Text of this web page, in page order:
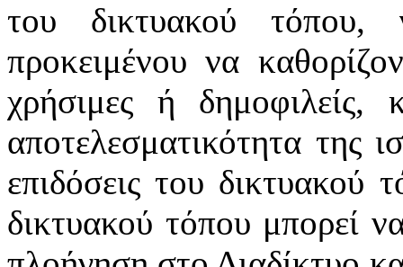
του δικτυακού τόπου,
προκειμένου να
χρήσιμες ή
αποτελεσματικότητα της
επιδόσεις του δικτυακού
δικτυακού τόπου μπορεί